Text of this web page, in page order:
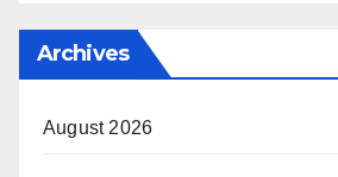
Archives
August 2026